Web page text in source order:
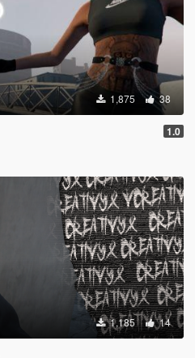
1,875 38
1.0
1,185 14